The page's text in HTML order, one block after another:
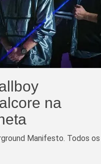
na
Manifesto. Todos os